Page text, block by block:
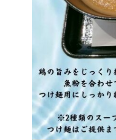
西尾張部店 佐久平店